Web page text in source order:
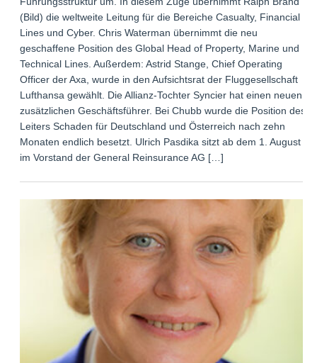
(Bild) die weltweite Leitung für die Bereiche Casualty, Financial
Lines und Cyber. Chris Waterman übernimmt die neu
geschaffene Position des Global Head of Property, Marine und
Technical Lines. Außerdem: Astrid Stange, Chief Operating
Officer der Axa, wurde in den Aufsichtsrat der Fluggesellschaft
Lufthansa gewählt. Die Allianz-Tochter Syncier hat einen neuen
zusätzlichen Geschäftsführer. Bei Chubb wurde die Position des
Leiters Schaden für Deutschland und Österreich nach zehn
Monaten endlich besetzt. Ulrich Pasdika sitzt ab dem 1. August
im Vorstand der General Reinsurance AG […]